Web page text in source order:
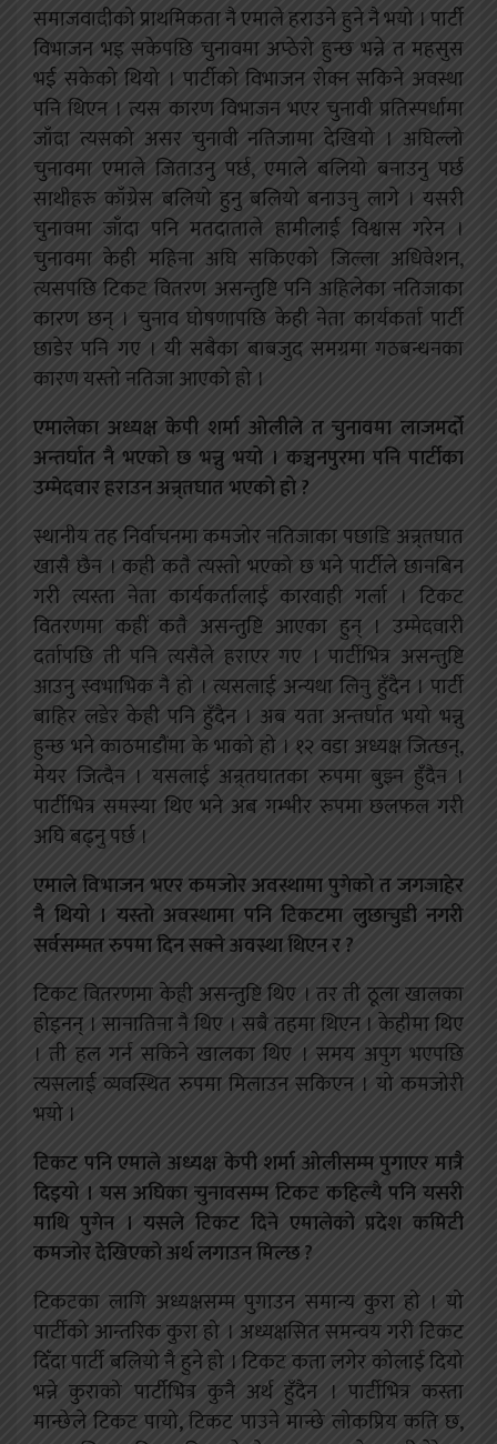
समाजवादीको प्राथमिकता नै एमाले हराउने हुने नै भयो । पार्टी
विभाजन भइ सकेपछि चुनावमा अप्ठेरो हुन्छ भन्ने त महसुस
भई सकेको थियो । पार्टीको विभाजन रोक्न सकिने अवस्था
पनि थिएन । त्यस कारण विभाजन भएर चुनावी प्रतिस्पर्धामा
जाँदा त्यसको असर चुनावी नतिजामा देखियो । अघिल्लो
चुनावमा एमाले जिताउनु पर्छ, एमाले बलियो बनाउनु पर्छ
साथीहरु काँग्रेस बलियो हुनु बलियो बनाउनु लागे । यसरी
चुनावमा जाँदा पनि मतदाताले हामीलाई विश्वास गरेन ।
चुनावमा केही महिना अघि सकिएको जिल्ला अधिवेशन,
त्यसपछि टिकट वितरण असन्तुष्टि पनि अहिलेका नतिजाका
कारण छन् । चुनाव घोषणापछि केही नेता कार्यकर्ता पार्टी
छाडेर पनि गए । यी सबैका बाबजुद समग्रमा गठबन्धनका
कारण यस्तो नतिजा आएको हो ।
एमालेका अध्यक्ष केपी शर्मा ओलीले त चुनावमा लाजमर्दो
अन्तर्घात नै भएको छ भन्नु भयो । कञ्चनपुरमा पनि पार्टीका
उम्मेदवार हराउन अन्र्तघात भएको हो ?
स्थानीय तह निर्वाचनमा कमजोर नतिजाका पछाडि अन्र्तघात
खासै छैन । कही कतै त्यस्तो भएको छ भने पार्टीले छानबिन
गरी त्यस्ता नेता कार्यकर्तालाई कारवाही गर्ला । टिकट
वितरणमा कहीं कतै असन्तुष्टि आएका हुन् । उम्मेदवारी
दर्तापछि ती पनि त्यसैले हराएर गए । पार्टीभित्र असन्तुष्टि
आउनु स्वभाभिक नै हो । त्यसलाई अन्यथा लिनु हुँदैन । पार्टी
बाहिर लडेर केही पनि हुँदैन । अब यता अन्तर्घात भयो भन्नु
हुन्छ भने काठमाडौंमा के भाको हो । १२ वडा अध्यक्ष जित्छन्,
मेयर जित्दैन । यसलाई अन्र्तघातका रुपमा बुझ्न हुँदैन ।
पार्टीभित्र समस्या थिए भने अब गम्भीर रुपमा छलफल गरी
अघि बढ्नु पर्छ ।
एमाले विभाजन भएर कमजोर अवस्थामा पुगेको त जगजाहेर
नै थियो । यस्तो अवस्थामा पनि टिकटमा लुछाचुडी नगरी
सर्वसम्मत रुपमा दिन सक्ने अवस्था थिएन र ?
टिकट वितरणमा केही असन्तुष्टि थिए । तर ती ठूला खालका
होइनन् । सानातिना नै थिए । सबै तहमा थिएन । केहीमा थिए
। ती हल गर्न सकिने खालका थिए । समय अपुग भएपछि
त्यसलाई व्यवस्थित रुपमा मिलाउन सकिएन । यो कमजोरी
भयो ।
टिकट पनि एमाले अध्यक्ष केपी शर्मा ओलीसम्म पुगाएर मात्रै
दिइयो । यस अघिका चुनावसम्म टिकट कहिल्यै पनि यसरी
माथि पुगेन । यसले टिकट दिने एमालेको प्रदेश कमिटी
कमजोर देखिएको अर्थ लगाउन मिल्छ ?
टिकटका लागि अध्यक्षसम्म पुगाउन समान्य कुरा हो । यो
पार्टीको आन्तरिककुरा हो । अध्यक्षसित समन्वय गरी टिकट
दिँदा पार्टी बलियो नै हुने हो । टिकट कता लगेर कोलाई दियो
भन्ने कुराको पार्टीभित्र कुनै अर्थ हुँदैन । पार्टीभित्र कस्ता
मान्छेले टिकट पायो, टिकट पाउने मान्छे लोकप्रिय कति छ,